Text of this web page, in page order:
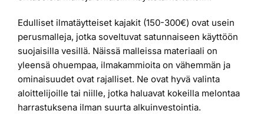
Edulliset ilmatäytteiset kajakit (150-300€) ovat usein
perusmalleja, jotka soveltuvat satunnaiseen käyttöön
suojaisilla vesillä. Näissä malleissa materiaali on
yleensä ohuempaa, ilmakammioita on vähemmän ja
ominaisuudet ovat rajalliset. Ne ovat hyvä valinta
aloittelijoille tai niille, jotka haluavat kokeilla melontaa
harrastuksena ilman suurta alkuinvestointia.